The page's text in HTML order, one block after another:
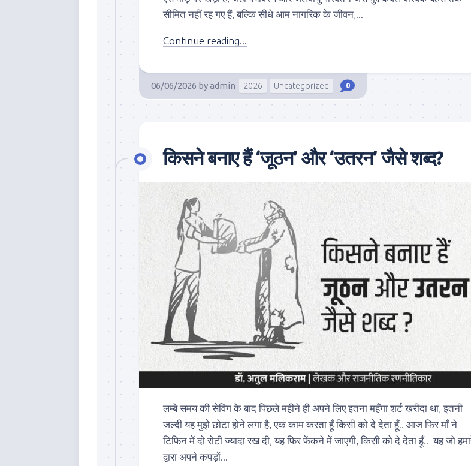
सीमित नहीं रह गए हैं, बल्कि सीधे आम नागरिक के जीवन,...
Continue reading...
06/06/2026 byadmin 2026 Uncategorized 0
किसने बनाए हैं ‘जूठन’ और ‘उतरन’ जैसे शब्द?
लम्बे समय की सेविंग के बाद पिछले महीने ही अपने लिए इतना महँगा शर्ट खरीदा था, इतनी
जल्दी यह मुझे छोटा होने लगा है, एक काम करता हूँ किसी को दे देता हूँ.. आज फिर माँ ने
टिफिन में दो रोटी ज्यादा रख दी, यह फिर फेंकने में जाएगी, किसी को दे देता हूँ.. यह जो
द्वारा अपने कपड़ों...